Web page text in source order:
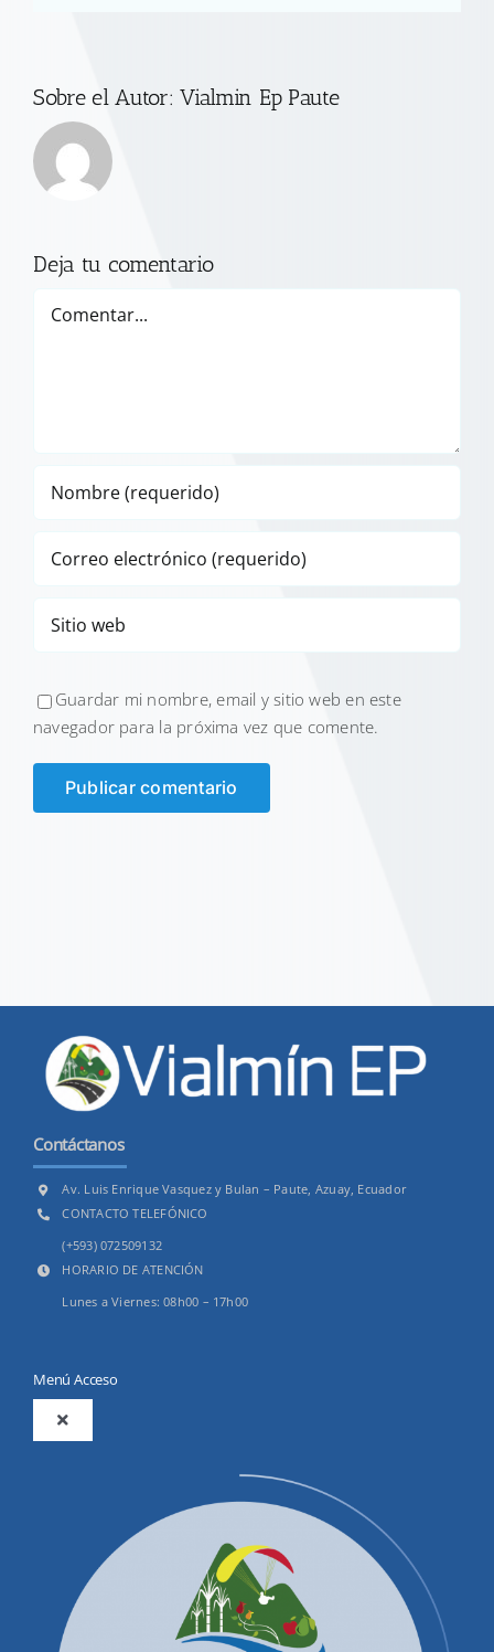
Sobre el Autor:Vialmin Ep Paute
Deja tu comentario
Guardar mi nombre, email y sitio web en este
navegador para la próxima vez que comente.
Contáctanos
Av. Luis Enrique Vasquez y Bulan – Paute, Azuay, Ecuador
CONTACTO TELEFÓNICO
(+593) 072509132
HORARIO DE ATENCIÓN
Lunes a Viernes: 08h00 – 17h00
Menú Acceso
Toggle
Productos y Servicios
Convocatorias Precalificación